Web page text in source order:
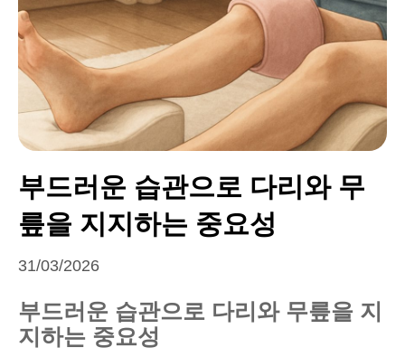
부드러운 습관으로 다리와 무
릎을 지지하는 중요성
31/03/2026
부드러운 습관으로 다리와 무릎을 지
지하는 중요성